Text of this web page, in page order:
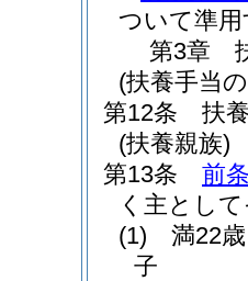
ついて準
第3章
(扶養手当
第12条
扶
(扶養親族)
第13条
前
く主とし
(1)
満22
子